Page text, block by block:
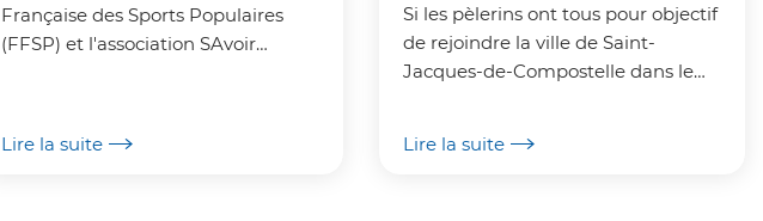
Française des Sports Populaires
(FFSP) et l'association SAvoir
Lire la suite
Si les pèlerins ont tous pour objectif
de rejoindre la ville de Saint-
Jacques-de-Compostelle dans le
moins trois façons de s'y...
Lire la suite